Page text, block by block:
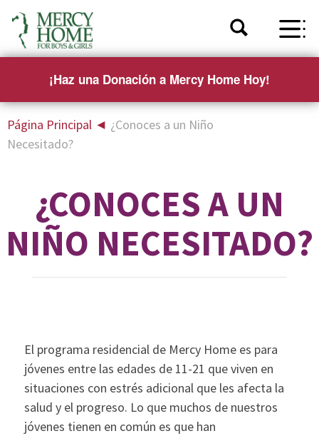
¡Haz una Donación a Mercy Home Hoy!
Página Principal ◄ ¿Conoces a un Niño
Necesitado?
¿CONOCES A UN
NIÑO NECESITADO?
El programa residencial de Mercy Home es para
jóvenes entre las edades de 11-21 que viven en
situaciones con estrés adicional que les afecta la
salud y el progreso. Lo que muchos de nuestros
jóvenes tienen en común es que han